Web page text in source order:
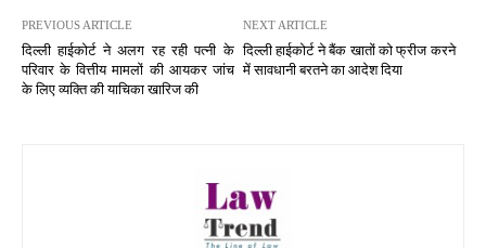
PREVIOUS ARTICLE
दिल्ली हाईकोर्ट ने अलग रह रही पत्नी के
परिवार के वित्तीय मामलों की आयकर जांच
के लिए व्यक्ति की याचिका खारिज की
NEXT ARTICLE
दिल्ली हाईकोर्ट ने बैंक खातों को फ्रीज करने
में सावधानी बरतने का आदेश दिया